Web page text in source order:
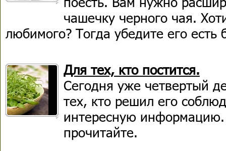
чашечку черного чая.
любимого? Тогда убедите его есть
Для тех, кто постится.
Сегодня уже четвертый
тех, кто решил его
интересную информацию.
прочитайте.